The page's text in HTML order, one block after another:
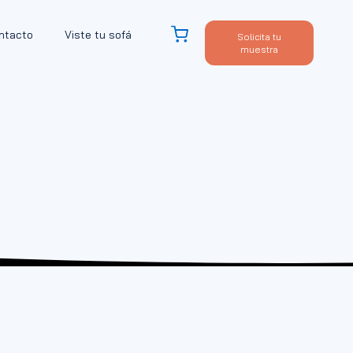
Viste tu sofá
Solicita tu
muestra